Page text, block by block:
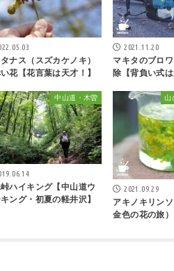
ナス（スズカケノキ）
花【花言葉は天才！】
2021.11.20
マキタのブロ
除【背負い式は
中山道・木曽
ハイキング【中山道ウ
ング・初夏の軽井沢】
山
2021.09.29
アキノキリン
金色の花の旅）